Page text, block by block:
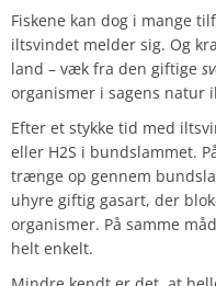
Fiskene kan dog i mange
iltsvindet melder sig. Og
land – væk fra den giftige
organismer i sagens natur
Efter et stykke tid med
eller H2S i bundslammet.
trænge op gennem
uhyre giftig gasart, der
organismer. På samme
helt enkelt.